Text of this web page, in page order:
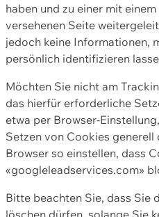
haben und zu einer mit
versehenen Seite
jedoch keine Informationen,
persönlich identifizieren
Möchten Sie nicht am
das hierfür erforderliche
etwa per Browser-
Setzen von Cookies
Browser so einstellen, dass
«googleleadservices.com»
Bitte beachten Sie, dass Sie